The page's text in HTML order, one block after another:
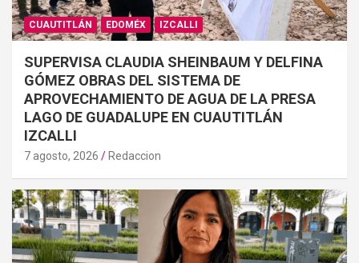
CUAUTITLÁN EDOMÉX IZCALLI
SUPERVISA CLAUDIA SHEINBAUM Y DELFINA
GÓMEZ OBRAS DEL SISTEMA DE
APROVECHAMIENTO DE AGUA DE LA PRESA
LAGO DE GUADALUPE EN CUAUTITLÁN
IZCALLI
7 agosto, 2026 Redaccion